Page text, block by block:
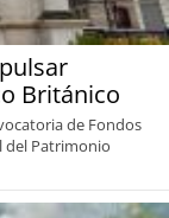
Británico
de Fondos
del Patrimonio